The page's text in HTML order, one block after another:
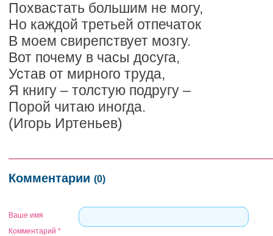
Похвастать большим не могу,
Но каждой третьей отпечаток
В моем свирепствует мозгу.
Вот почему в часы досуга,
Устав от мирного труда,
Я книгу – толстую подругу –
Порой читаю иногда.
(Игорь Иртеньев)
Комментарии (0)
Ваше имя
Комментарий *